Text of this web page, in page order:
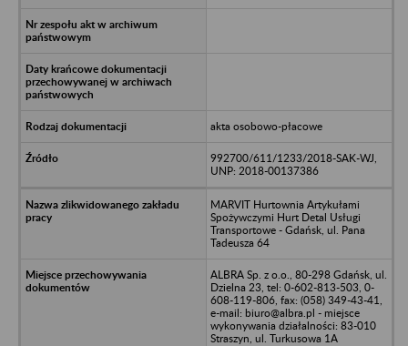
akta osobowo-płacowe
992700/611/1233/2018-SAK-WJ,
UNP: 2018-00137386
MARVIT Hurtownia Artykułami
Spożywczymi Hurt Detal Usługi
Transportowe - Gdańsk, ul. Pana
Tadeusza 64
ALBRA Sp. z o.o., 80-298 Gdańsk, ul.
Dzielna 23, tel: 0-602-813-503, 0-
608-119-806, fax: (058) 349-43-41,
e-mail: biuro@albra.pl - miejsce
wykonywania działalności: 83-010
Straszyn, ul. Turkusowa 1A